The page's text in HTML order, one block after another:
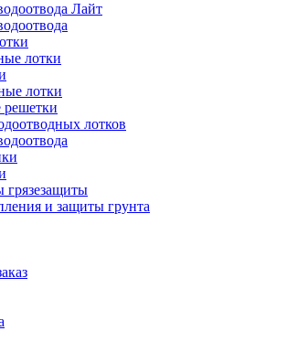
Лайт
лотки
лотки
лотков
грязезащиты
и защиты грунта